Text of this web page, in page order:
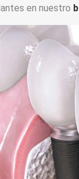
en nuestro